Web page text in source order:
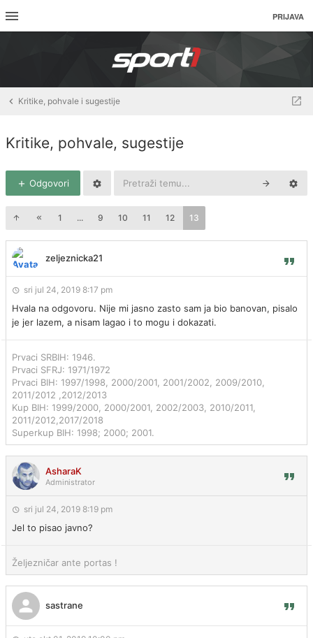
PRIJAVA
Kritike, pohvale i sugestije
Kritike, pohvale, sugestije
Odgovori
1 ... 9 10 11 12 13
zeljeznicka21
sri jul 24, 2019 8:17 pm
Hvala na odgovoru. Nije mi jasno zasto sam ja bio banovan, pisalo
je jer lazem, a nisam lagao i to mogu i dokazati.
Prvaci SRBIH: 1946.
Prvaci SFRJ: 1971/1972
Prvaci BIH: 1997/1998, 2000/2001, 2001/2002, 2009/2010,
2011/2012 ,2012/2013
Kup BIH: 1999/2000, 2000/2001, 2002/2003, 2010/2011,
2011/2012,2017/2018
Superkup BIH: 1998; 2000; 2001.
AsharaK
Administrator
sri jul 24, 2019 8:19 pm
Jel to pisao javno?
Željezničar ante portas !
sastrane